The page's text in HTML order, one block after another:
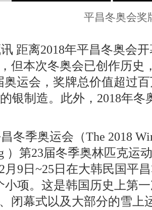
平昌冬奥会奖
距离2018年平昌冬奥会
但本次冬奥会已创作历史
奥运会，奖牌总价值超过
银制造。此外，2018年
冬季奥运会（The 2018
）第23届冬季奥林匹克运
月9日~25日在大韩民国平
小项。这是韩国历史上第
闭幕式以及大部分的雪上